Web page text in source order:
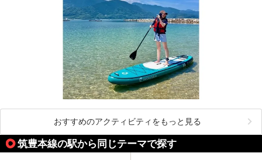
おすすめのアクティビティをもっと見る
筑豊本線の駅から同じテーマで探す